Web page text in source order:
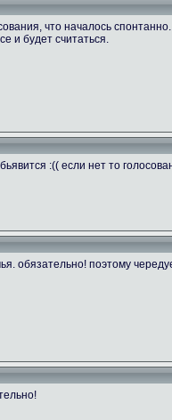
что началось
и будет считаться.
:(( если нет то
обязательно! поэтому